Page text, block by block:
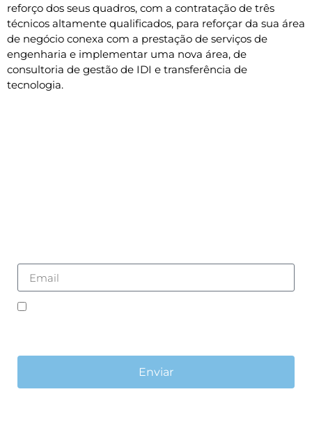
reforço dos seus quadros, com a contratação de três
técnicos altamente qualificados, para reforçar da sua área
de negócio conexa com a prestação de serviços de
engenharia e implementar uma nova área, de
consultoria de gestão de IDI e transferência de
tecnologia.
Enviar